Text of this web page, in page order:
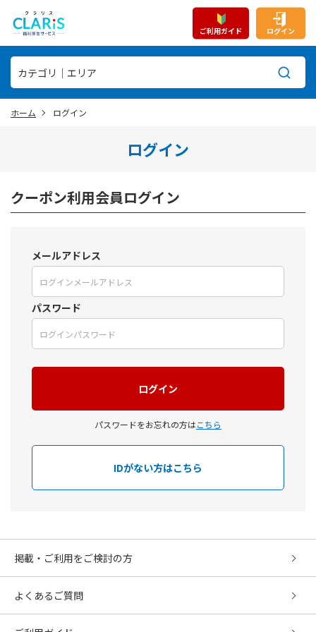
ご利用ガイド ログイン
ホーム ログイン
ログイン
クーポン利用会員ログイン
メールアドレス
パスワード
パスワードをお忘れの方はこちら
IDがない方はこちら
掲載・ご利用をご検討の方
よくあるご質問